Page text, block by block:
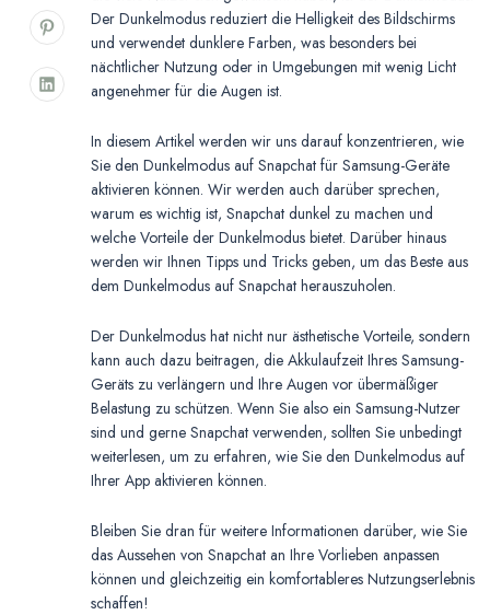
Der Dunkelmodus reduziert die Helligkeit des Bildschirms
und verwendet dunklere Farben, was besonders bei
nächtlicher Nutzung oder in Umgebungen mit wenig Licht
angenehmer für die Augen ist.
In diesem Artikel werden wir uns darauf konzentrieren, wie
Sie den Dunkelmodus auf Snapchat für Samsung-Geräte
aktivieren können. Wir werden auch darüber sprechen,
warum es wichtig ist, Snapchat dunkel zu machen und
welche Vorteile der Dunkelmodus bietet. Darüber hinaus
werden wir Ihnen Tipps und Tricks geben, um das Beste aus
dem Dunkelmodus auf Snapchat herauszuholen.
Der Dunkelmodus hat nicht nur ästhetische Vorteile, sondern
kann auch dazu beitragen, die Akkulaufzeit Ihres Samsung-
Geräts zu verlängern und Ihre Augen vor übermäßiger
Belastung zu schützen. Wenn Sie also ein Samsung-Nutzer
sind und gerne Snapchat verwenden, sollten Sie unbedingt
weiterlesen, um zu erfahren, wie Sie den Dunkelmodus auf
Ihrer App aktivieren können.
Bleiben Sie dran für weitere Informationen darüber, wie Sie
das Aussehen von Snapchat an Ihre Vorlieben anpassen
können und gleichzeitig ein komfortableres Nutzungserlebnis
schaffen!